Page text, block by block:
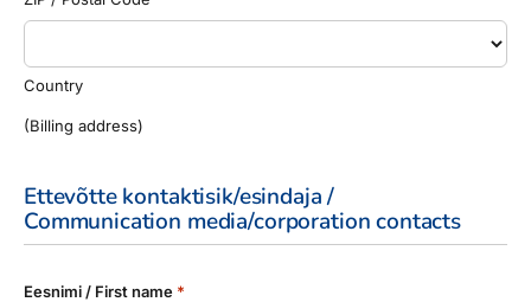
Country
(Billing address)
Ettevõtte kontaktisik/esindaja /
Communication media/corporation contacts
Eesnimi / First name *